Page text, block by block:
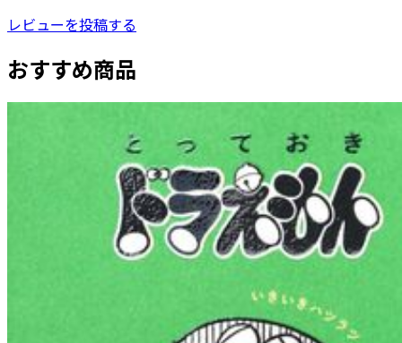
レビューを投稿する
おすすめ商品